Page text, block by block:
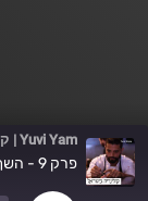
Yuvi Yam | קולינריה בישראל
פרק 9 - השף דין שושני | קולינריה יפנית במיטבה